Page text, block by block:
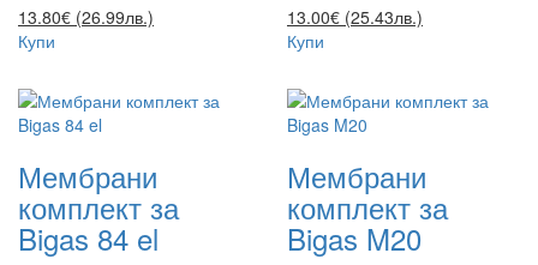
13.80€ (26.99лв.)
Купи
13.00€ (25.43лв.)
Купи
Мембрани
комплект за
Bigas 84 el
Мембрани
комплект за
Bigas M20